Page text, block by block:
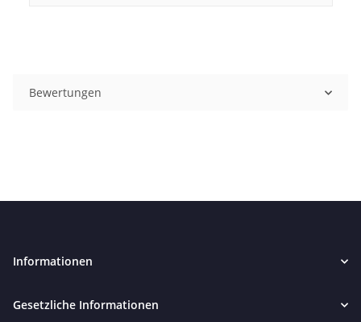
Bewertungen
Informationen
Gesetzliche Informationen